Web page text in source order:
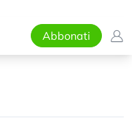
Abbonati